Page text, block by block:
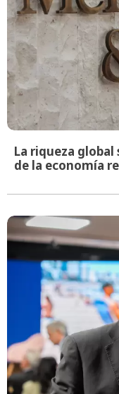
La riqueza global
de la economía